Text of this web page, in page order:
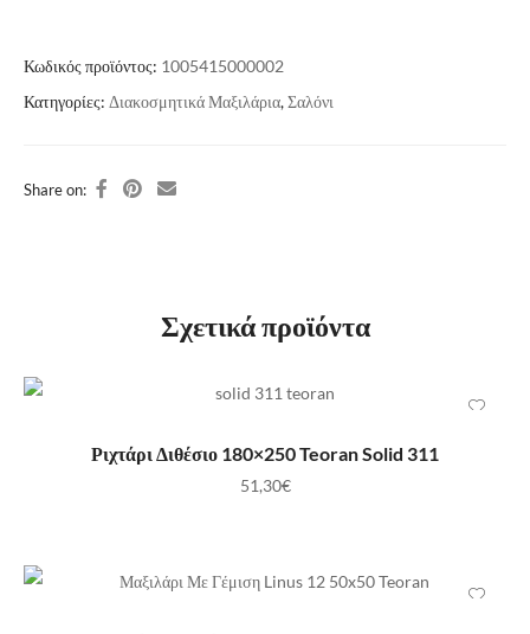
Κωδικός προϊόντος: 1005415000002
Κατηγορίες: Διακοσμητικά Μαξιλάρια,Σαλόνι
Share on:
Σχετικά προϊόντα
ΠΡΟΣΘΉΚΗ ΣΤΟ ΚΑΛΆΘΙ
Ριχτάρι Διθέσιο 180×250 Teoran Solid 311
51,30€